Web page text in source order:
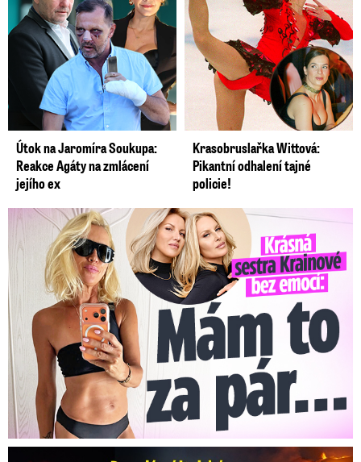
Útok na Jaromíra Soukupa:
Reakce Agáty na zmlácení
jejího ex
Krasobruslařka Wittová:
Pikantní odhalení tajné
policie!
Krásná sestra Krainové bez emocí: Mám to za pár…